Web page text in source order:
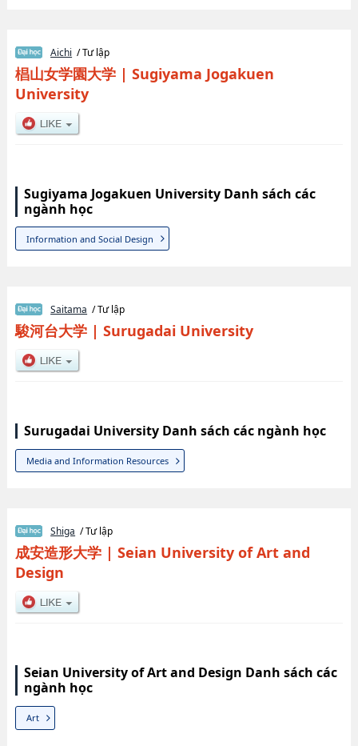
Aichi / Tư lập
椙山女学園大学| Sugiyama Jogakuen
University
Sugiyama Jogakuen University Danh sách các
ngành học
Information and Social Design
Saitama / Tư lập
駿河台大学| Surugadai University
Surugadai University Danh sách các ngành học
Media and Information Resources
Shiga / Tư lập
成安造形大学| Seian University of Art and
Design
Seian University of Art and Design Danh sách các
ngành học
Art